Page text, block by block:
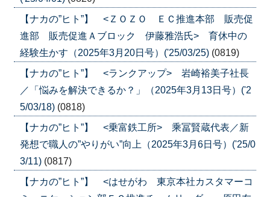
【ナカの”ヒト”】 <ＺＯＺＯ ＥＣ推進本部 販売促
進部 販売促進Ａブロック 伊藤雅浩氏> 育休中の
経験生かす（2025年3月20日号）('25/03/25) (0819)
【ナカの”ヒト”】 <ランクアップ> 岩崎裕美子社長
／「悩みを解決できるか？」（2025年3月13日号）('2
5/03/18) (0818)
【ナカの”ヒト”】 <乗富鉄工所> 乘冨賢蔵代表／新
発想で職人の”やりがい”向上（2025年3月6日号）('25/0
3/11) (0817)
【ナカの”ヒト”】 <はせがわ 東京本社カスタマーコ